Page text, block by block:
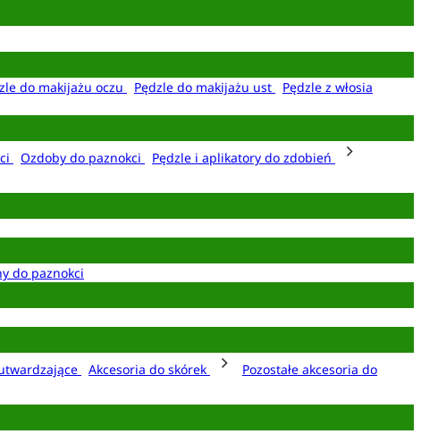
do makijażu oczu Pędzle do makijażu ust
Pędzle z włosia
Ozdoby do paznokci
Pędzle i aplikatory do zdobień
do paznokci
Akcesoria do skórek
Pozostałe akcesoria do